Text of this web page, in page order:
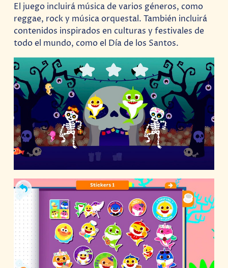
El juego incluirá música de varios géneros, como
reggae, rock y música orquestal. También incluirá
contenidos inspirados en culturas y festivales de
todo el mundo, como el Día de los Santos.